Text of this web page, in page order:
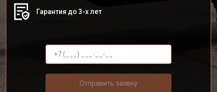
Гарантия до 3-х лет
Отправить заявку